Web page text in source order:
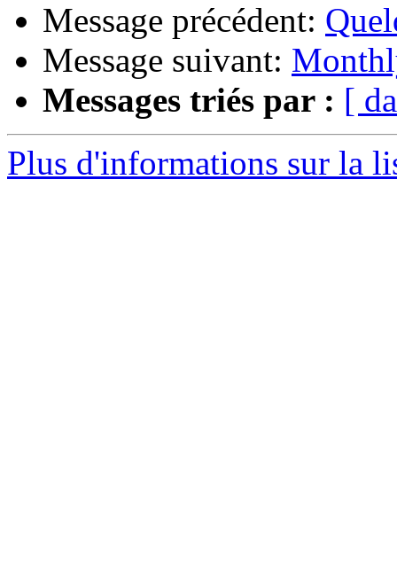
Message précédent:
Message suivant:
Messages triés par : [
Plus d'informations sur la